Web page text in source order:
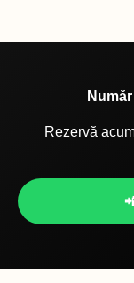
Rezervă